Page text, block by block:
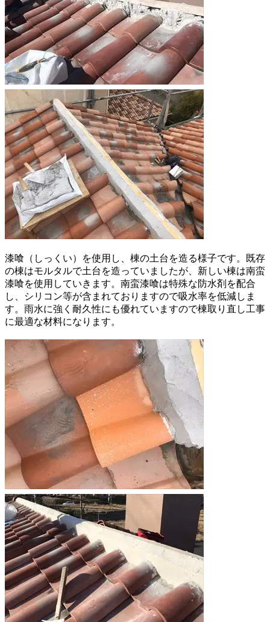
漆喰（しっくい）を使用し、棟の土台を造る様子です。既存
の棟はモルタルで土台を造っていましたが、新しい棟は南蛮
漆喰を使用していきます。南蛮漆喰は特殊な防水剤を配合
し、シリコン等が含まれておりますので吸水率を低減しま
す。雨水に強く耐久性にも優れていますので棟取り直し工事
に最適な材料になります。